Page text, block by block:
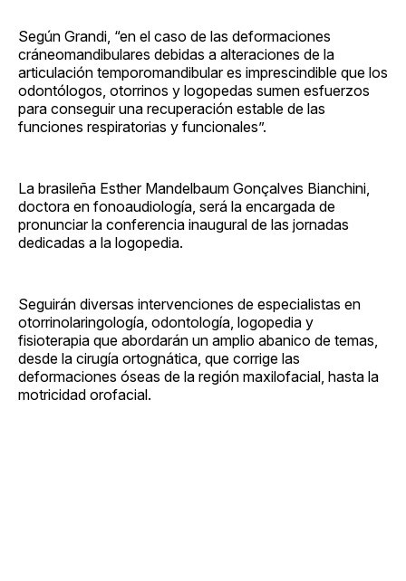
Según Grandi, “en el caso de las deformaciones
cráneomandibulares debidas a alteraciones de la
articulación temporomandibular es imprescindible que los
odontólogos, otorrinos y logopedas sumen esfuerzos
para conseguir una recuperación estable de las
funciones respiratorias y funcionales”.
La brasileña Esther Mandelbaum Gonçalves Bianchini,
doctora en fonoaudiología, será la encargada de
pronunciar la conferencia inaugural de las jornadas
dedicadas a la logopedia.
Seguirán diversas intervenciones de especialistas en
otorrinolaringología, odontología, logopedia y
fisioterapia que abordarán un amplio abanico de temas,
desde la cirugía ortognática, que corrige las
deformaciones óseas de la región maxilofacial, hasta la
motricidad orofacial.